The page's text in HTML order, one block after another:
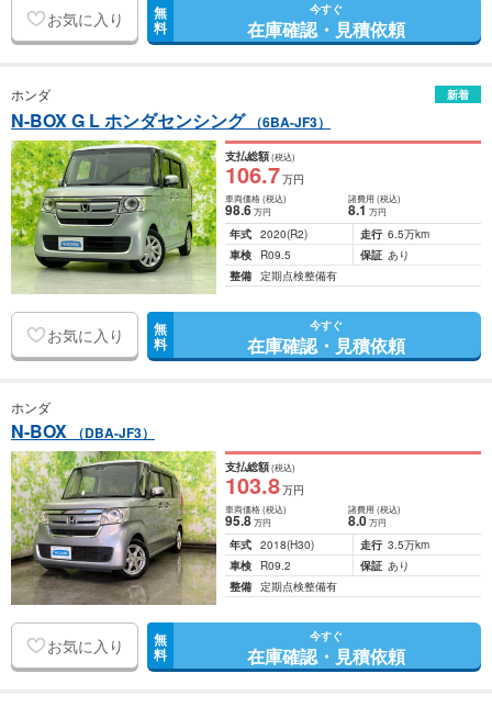
お気に入り 無
料
今すぐ
在庫確認・見積依頼
ホンダ 新着
N-BOX G L ホンダセンシング （6BA-JF3）
支払総額(税込)
106.7万円
車両価格(税込)
98.6万円
諸費用 (税込)
8.1 万円
年式 2020(R2) 走行 6.5万km
車検
R09.5 保証 あり
整備 定期点検整備有
お気に入り 無
料
今すぐ
在庫確認・見積依頼
ホンダ
N-BOX （DBA-JF3）
支払総額(税込)
103.8万円
車両価格(税込)
95.8万円
諸費用 (税込)
8.0 万円
年式 2018(H30) 走行 3.5万km
車検
R09.2 保証 あり
整備 定期点検整備有
お気に入り 無
料
今すぐ
在庫確認・見積依頼